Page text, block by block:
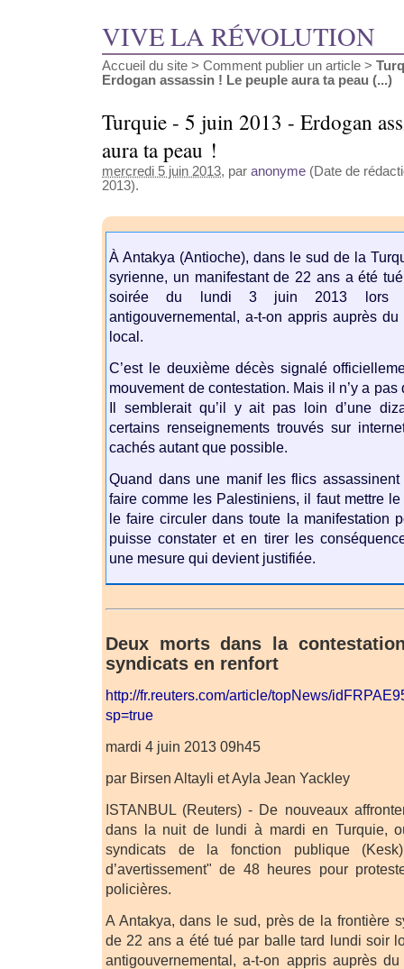
VIVE LA RÉVOLUTION
Accueil du site > Comment publier un article >
Erdogan assassin ! Le peuple aura ta peau (...)
Turquie - 5 juin 2013 - Erdogan
aura ta peau !
mercredi 5 juin 2013, par anonyme (Date de
2013).
À Antakya (Antioche), dans le sud de la
syrienne, un manifestant de 22 ans a été
soirée du lundi 3 juin 2013 lors
antigouvernemental, a-t-on appris auprès
local.
C’est le deuxième décès signalé
mouvement de contestation. Mais il n’y a
Il semblerait qu’il y ait pas loin d’une
certains renseignements trouvés sur
cachés autant que possible.
Quand dans une manif les flics
faire comme les Palestiniens, il faut mettre
le faire circuler dans toute la manifestation
puisse constater et en tirer les
une mesure qui devient justifiée.
Deux morts dans la
syndicats en renfort
http://fr.reuters.com/article/topNews/
sp=true
mardi 4 juin 2013 09h45
par Birsen Altayli et Ayla Jean Yackley
ISTANBUL (Reuters) - De nouveaux
dans la nuit de lundi à mardi en Turquie,
syndicats de la fonction publique
d’avertissement" de 48 heures pour
policières.
A Antakya, dans le sud, près de la frontière
de 22 ans a été tué par balle tard lundi soir
antigouvernemental, a-t-on appris auprès